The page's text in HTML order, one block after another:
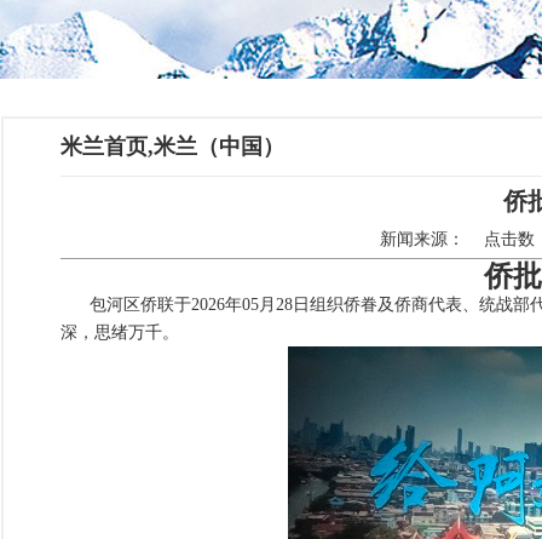
米兰首页,米兰（中国）
侨
新闻来源： 点击
侨
包河区侨联于2026年05月28日组织侨眷及侨商代表、统战
深，思绪万千。